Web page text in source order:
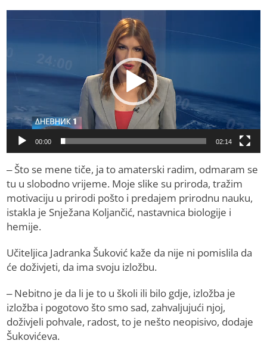
Video
00:00 02:14
– Što se mene tiče, ja to amaterski radim, odmaram se
tu u slobodno vrijeme. Moje slike su priroda, tražim
motivaciju u prirodi pošto i predajem prirodnu nauku,
istakla je Snježana Koljančić, nastavnica biologije i
hemije.
Učiteljica Јadranka Šuković kaže da nije ni pomislila da
će doživjeti, da ima svoju izložbu.
– Nebitno je da li je to u školi ili bilo gdje, izložba je
izložba i pogotovo što smo sad, zahvaljujući njoj,
doživjeli pohvale, radost, to je nešto neopisivo, dodaje
Šukovićeva.